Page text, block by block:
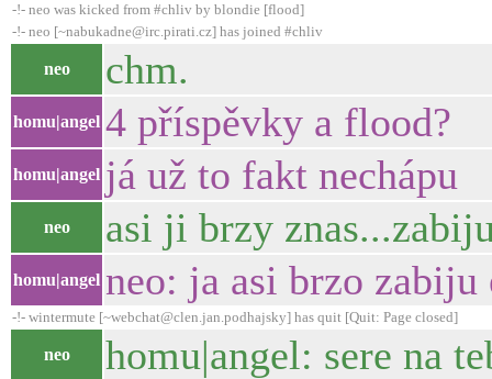
-!- neo was kicked from #chliv by blondie [flood]
-!- neo [~nabukadne@irc.pirati.cz] has joined #chliv
neo chm.
homu|angel 4 příspěvky a flood?
homu|angel já už to fakt nechápu
neo asi ji brzy
homu|angel neo: ja asi brzo
-!- wintermute [~webchat@clen.jan.podhajsky] has quit [Quit: Page closed]
neo homu|angel: sere na